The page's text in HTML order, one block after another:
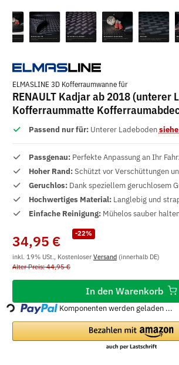
ELMASLINE 3D Kofferraumwanne für
RENAULT Kadjar ab 2018 (unterer
Kofferraummatte
Passend nur für: Unterer Ladeboden
Passgenau: Perfekte Anpassung an Ihr
Hoher Rand:Schützt vor Verschüttungen
Geruchlos: Dank speziellem geruchlosem
Hochwertiges Material: Langlebig und
Einfache Reinigung: Mühelos sauber
-22%
34,95 €
inkl. 19% USt., Kostenloser Versand (innerhalb DE)
Alter Preis: 44,95 €
In den Warenkorb
Loading... Komponenten werden geladen ...